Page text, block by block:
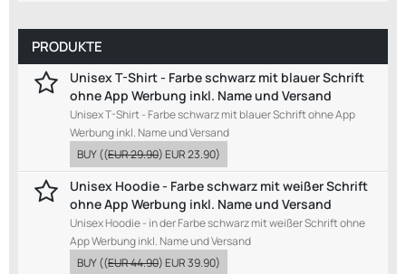
PRODUKTE
Unisex T-Shirt - Farbe schwarz mit blauer Schrift
ohne App Werbung inkl. Name und Versand
Unisex T-Shirt - Farbe schwarz mit blauer Schrift ohne App
Werbung inkl. Name und Versand
BUY((EUR 29.90)EUR 23.90)
Unisex Hoodie - Farbe schwarz mit weißer Schrift
ohne App Werbung inkl. Name und Versand
Unisex Hoodie - in der Farbe schwarz mit weißer Schrift ohne
App Werbung inkl. Name und Versand
BUY((EUR 44.90)EUR 39.90)